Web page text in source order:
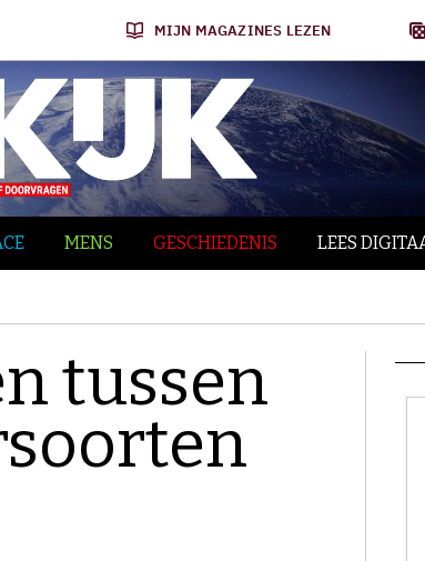
MIJN MAGAZINES LEZEN
MENS GESCHIEDENIS LEES
tussen